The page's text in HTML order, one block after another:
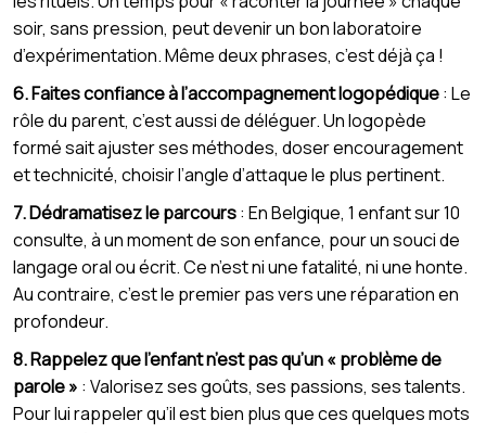
soir, sans pression, peut devenir un bon laboratoire
d’expérimentation. Même deux phrases, c’est déjà ça !
6. Faites confiance à l’accompagnement logopédique: Le
rôle du parent, c’est aussi de déléguer. Un logopède
formé sait ajuster ses méthodes, doser encouragement
et technicité, choisir l’angle d’attaque le plus pertinent.
7. Dédramatisez le parcours: En Belgique, 1 enfant sur 10
consulte, à un moment de son enfance, pour un souci de
langage oral ou écrit. Ce n’est ni une fatalité, ni une honte.
Au contraire, c’est le premier pas vers une réparation en
profondeur.
8. Rappelez que l’enfant n’est pas qu’un « problème de
parole » : Valorisez ses goûts, ses passions, ses talents.
Pour lui rappeler qu’il est bien plus que ces quelques mots